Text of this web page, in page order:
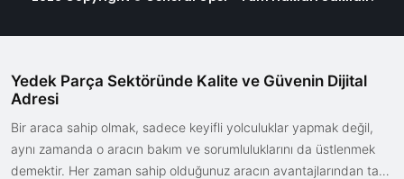
Yedek Parça Sektöründe Kalite ve Güvenin Dijital
Adresi
Bir araca sahip olmak, sadece keyifli yolculuklar yapmak değil,
aynı zamanda o aracın bakım ve sorumluluklarını da üstlenmek
demektir. Her zaman sahip olduğunuz aracın avantajlarından tam